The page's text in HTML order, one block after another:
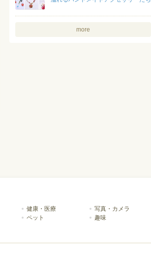
more
健康・医療
写真・カメラ
ペット
趣味